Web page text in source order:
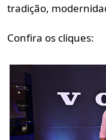
tradição,
Confira os cliques: